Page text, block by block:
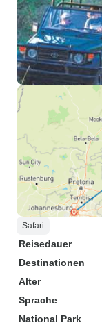
Safari
Reisedauer
Destinationen
Alter
Sprache
National Park